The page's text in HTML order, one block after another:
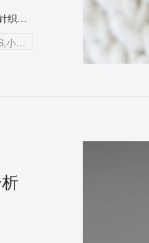
《针织行业洞察&趋势分析》发布！优衣库/地素/伊芙丽是小红书针织衣TOP3品牌；22年10、11月针织市场销售分别达到峰值30亿元…
知衣科技,针织品类,2023/24秋冬女装,秀场趋势,市场分析,优衣库,地素,伊芙丽,UR,COS,小红书舆情,天猫销售,淘宝销售,针织套衫,针织裙,针织外套,色彩趋势,廓形趋势,图案趋势,风格趋势,工艺趋势,都市休闲,仙人球绿,钩花,波点,螺纹,截短